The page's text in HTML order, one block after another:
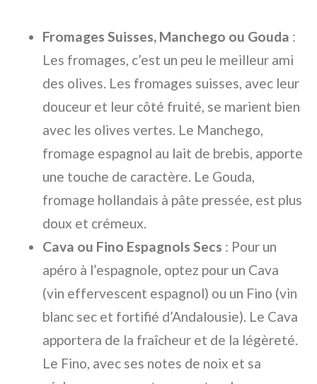
Fromages Suisses, Manchego ou Gouda :
Les fromages, c’est un peu le meilleur ami
des olives. Les fromages suisses, avec leur
douceur et leur côté fruité, se marient bien
avec les olives vertes. Le Manchego,
fromage espagnol au lait de brebis, apporte
une touche de caractère. Le Gouda,
fromage hollandais à pâte pressée, est plus
doux et crémeux.
Cava ou Fino Espagnols Secs : Pour un
apéro à l’espagnole, optez pour un Cava
(vin effervescent espagnol) ou un Fino (vin
blanc sec et fortifié d’Andalousie). Le Cava
apportera de la fraîcheur et de la légèreté.
Le Fino, avec ses notes de noix et sa